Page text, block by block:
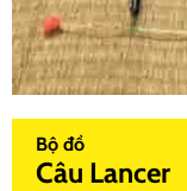
Bộ đồ
Câu Lancer